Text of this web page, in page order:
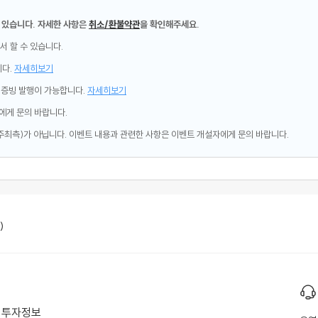
습니다. 자세한 사항은취소/환불약관을 확인해주세요.
할 수 있습니다.
. 자세히보기
빙 발행이 가능합니다. 자세히보기
게 문의 바랍니다.
측)가 아닙니다. 이벤트 내용과 관련한 사항은 이벤트 개설자에게 문의 바랍니다.
투자정보